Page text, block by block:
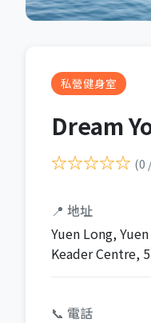
私營健身室
Dream
☆☆☆☆☆ (0
📍 地址
Yuen Long,
Keader Centre,
📞 電話